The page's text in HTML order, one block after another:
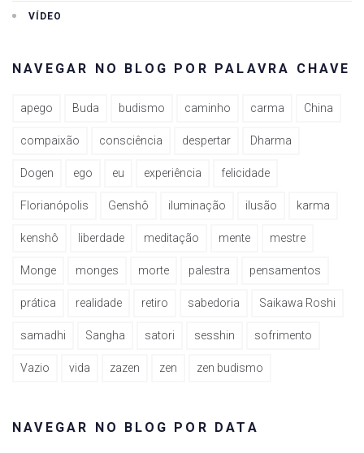
VÍDEO
NAVEGAR NO BLOG POR PALAVRA CHAVE
apego Buda budismo caminho carma China
compaixão consciência despertar Dharma
Dogen ego eu experiência felicidade
Florianópolis Genshô iluminação ilusão karma
kenshô liberdade meditação mente mestre
Monge monges morte palestra pensamentos
prática realidade retiro sabedoria Saikawa Roshi
samadhi Sangha satori sesshin sofrimento
Vazio vida zazen zen zen budismo
NAVEGAR NO BLOG POR DATA